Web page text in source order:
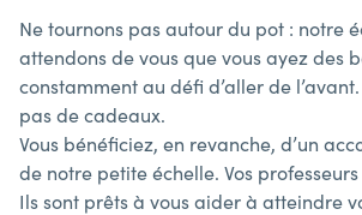
Ne tournons pas autour du pot : notre
attendons de vous que vous ayez des
constamment au défi d’aller de
pas de cadeaux.
Vous bénéficiez, en revanche, d’un
de notre petite échelle. Vos
Ils sont prêts à vous aider à atteindre